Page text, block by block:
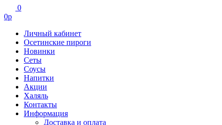
0
0р
Личный кабинет
Осетинские пироги
Новинки
Сеты
Соусы
Напитки
Акции
Халяль
Контакты
Информация
Доставка и оплата